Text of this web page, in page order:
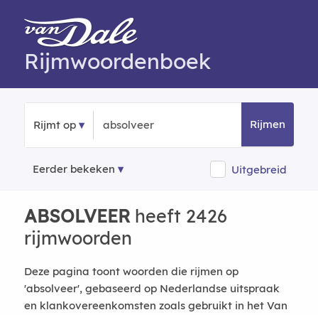
Rijmwoordenboek
Rijmt op Rijmen
Eerder bekeken Uitgebreid
ABSOLVEERheeft 2426
rijmwoorden
Deze pagina toont woorden die rijmen op
'absolveer', gebaseerd op Nederlandse uitspraak
en klankovereenkomsten zoals gebruikt in het Van